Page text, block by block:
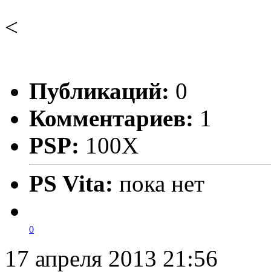
<
Публикаций: 0
Комментариев: 1
PSP: 100X
PS Vita: пока нет
0
17 апреля 2013 21:56